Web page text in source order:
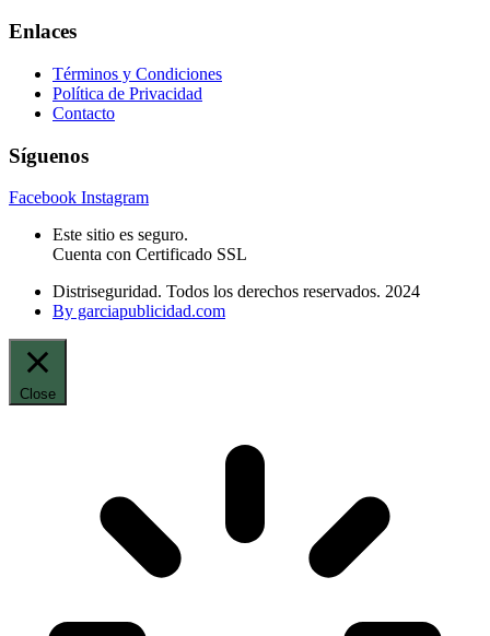
Enlaces
Términos y Condiciones
Política de Privacidad
Contacto
Síguenos
Facebook Instagram
Este sitio es seguro.
Cuenta con Certificado SSL
Distriseguridad. Todos los derechos reservados. 2024
By garciapublicidad.com
Close